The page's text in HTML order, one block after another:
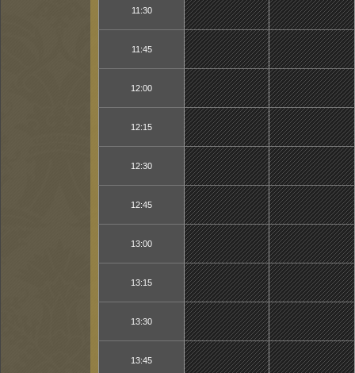
11:30
11:45
12:00
12:15
12:30
12:45
13:00
13:15
13:30
13:45